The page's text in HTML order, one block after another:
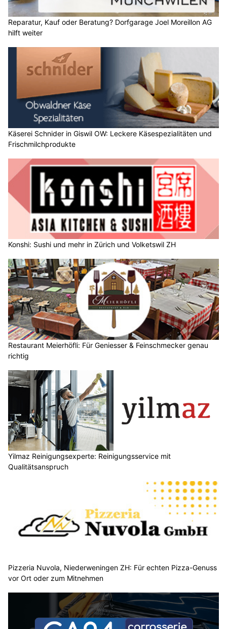
Reparatur, Kauf oder Beratung? Dorfgarage Joel Moreillon AG
hilft weiter
Käserei Schnider in Giswil OW: Leckere Käsespezialitäten und
Frischmilchprodukte
Konshi: Sushi und mehr in Zürich und Volketswil ZH
Restaurant Meierhöfli: Für Geniesser & Feinschmecker genau
richtig
Yilmaz Reinigungsexperte: Reinigungsservice mit
Qualitätsanspruch
Pizzeria Nuvola, Niederweningen ZH: Für echten Pizza-Genuss
vor Ort oder zum Mitnehmen